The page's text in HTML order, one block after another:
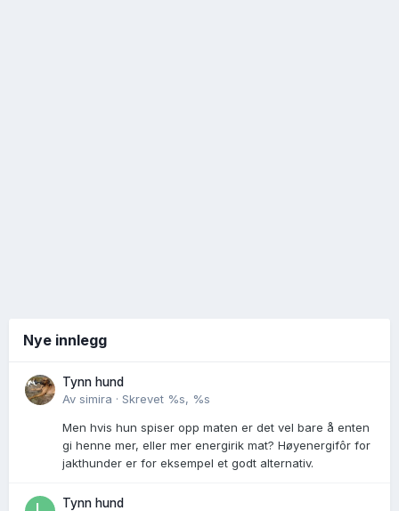
Nye innlegg
Tynn hund
Av simira · Skrevet %s, %s
Men hvis hun spiser opp maten er det vel bare å enten
gi henne mer, eller mer energirik mat? Høyenergifôr for
jakthunder er for eksempel et godt alternativ.
Tynn hund